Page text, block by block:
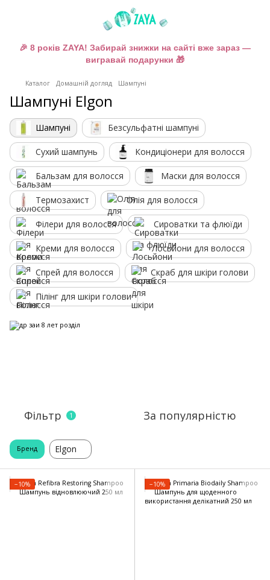
🎉 8 років ZAYA! Забирай знижки на сайті вже зараз —
вигравай подарунки 🎁
Каталог Домашній догляд Шампуні
Шампуні Elgon
Шампуні Безсульфатні шампуні
Сухий шампунь Кондиціонери для волосся
Бальзам для волосся Маски для волосся
Термозахист Олія для волосся
Філери для волосся Сироватки та флюїди
Креми для волосся Лосьйони для волосся
Спрей для волосся Скраб для шкіри голови
Пілінг для шкіри голови
Фільтр 1 За популярністю
Бренд Elgon
−10% −10%